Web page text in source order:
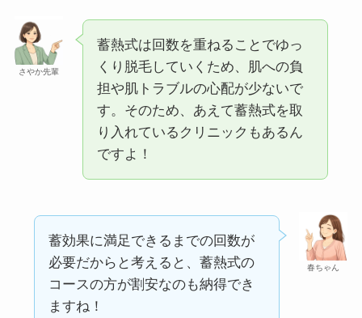
さやか先輩
蓄熱式は回数を重ねることでゆっ
くり脱毛していくため、肌への負
担や肌トラブルの心配が少ないで
す。そのため、あえて蓄熱式を取
り入れているクリニックもあるん
ですよ！
春ちゃん
蓄効果に満足できるまでの回数が
必要だからと考えると、蓄熱式の
コースの方が割安なのも納得でき
ますね！